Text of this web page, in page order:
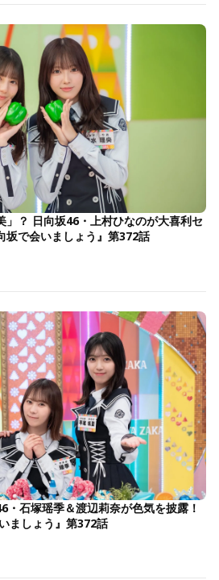
」？ 日向坂46・上村ひなのが大喜利セ
坂で会いましょう』第372話
・石塚瑶季＆渡辺莉奈が色気を披露！
ましょう』第372話